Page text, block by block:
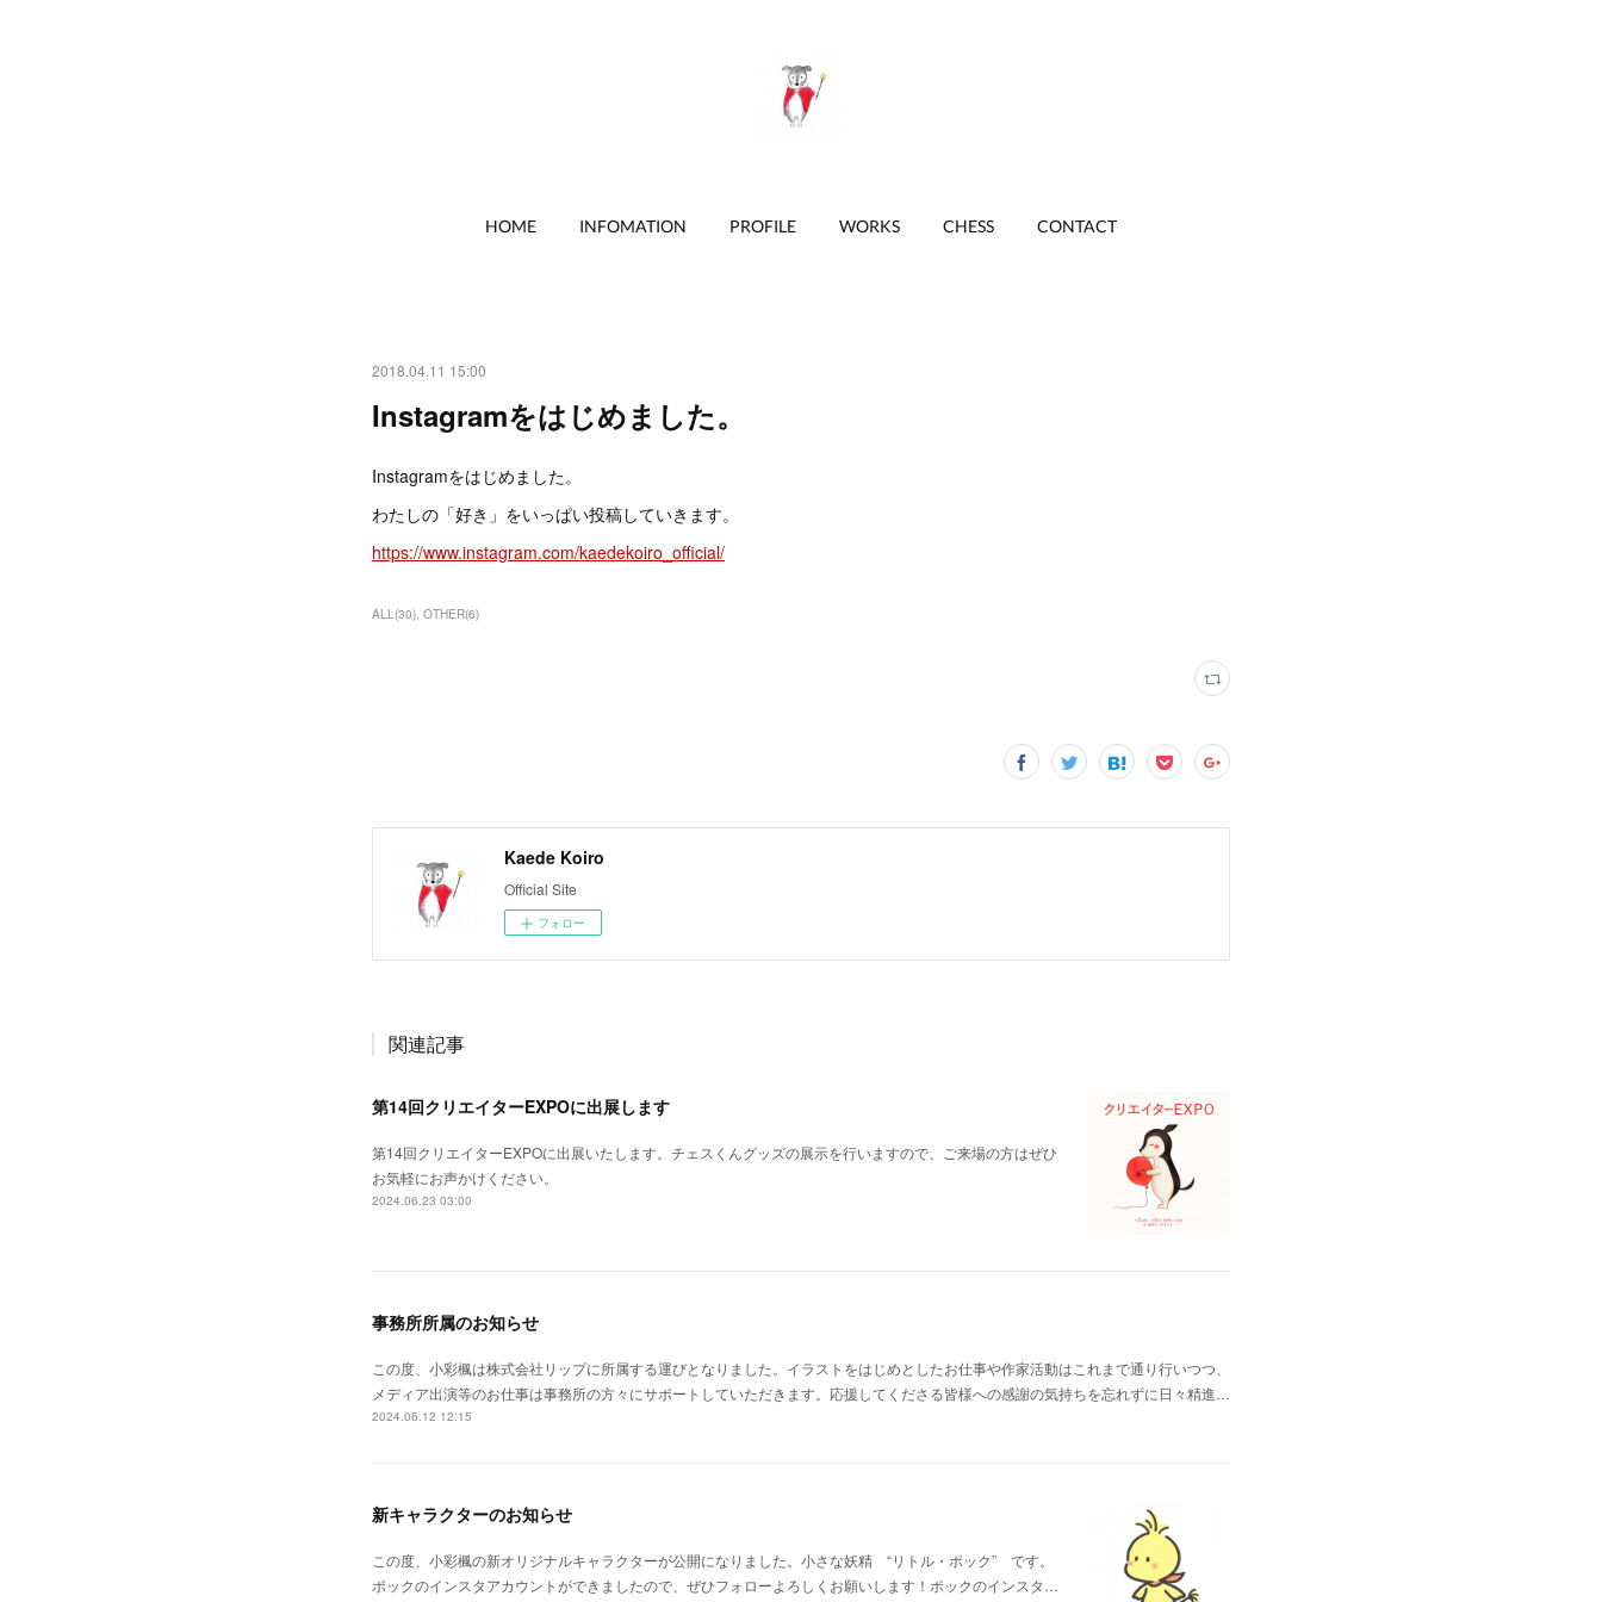
HOME INFOMATION PROFILE WORKS CHESS CONTACT
2018.04.11 15:00
Instagramをはじめました。
Instagramをはじめました。
わたしの「好き」をいっぱい投稿していきます。
https://www.instagram.com/kaedekoiro_official/
ALL(30) OTHER(6)
Kaede Koiro
Official Site
フォロー
関連記事
第14回クリエイターEXPOに出展します
第14回クリエイターEXPOに出展いたします。チェスくんグッズの展示を行いますので、ご来場の方はぜひ
お気軽にお声かけください。
2024.06.23 03:00
事務所所属のお知らせ
この度、小彩楓は株式会社リップに所属する運びとなりました。イラストをはじめとしたお仕事や作家活動はこれまで通り行いつつ、
メディア出演等のお仕事は事務所の方々にサポートしていただきます。応援してくださる皆様への感謝の気持ちを忘れずに日々精進…
2024.06.12 12:15
新キャラクターのお知らせ
この度、小彩楓の新オリジナルキャラクターが公開になりました。小さな妖精 “リトル・ポック” です。
ポックのインスタアカウントができましたので、ぜひフォローよろしくお願いします！ポックのインスタ…